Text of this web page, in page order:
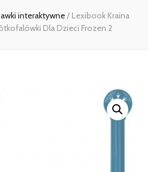
interaktywne/ Lexibook Kraina
Dla Dzieci Frozen 2